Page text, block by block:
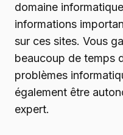
domaine
informations
sur ces sites. Vous
beaucoup de temps
problèmes
également être
expert.